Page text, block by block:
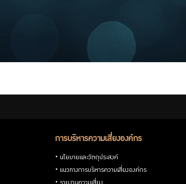
การบริหารความเสี่ยงองค์กร
นโยบายและวัตถุประสงค์
แนวทางการบริหารความเสี่ยงองค์กร